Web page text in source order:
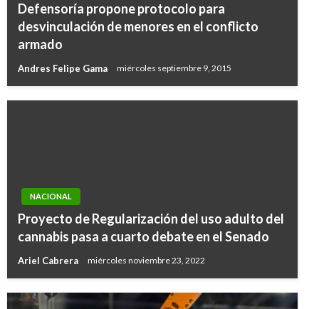
Defensoría propone protocolo para
desvinculación de menores en el conflicto
armado
Andres Felipe Gama miércoles septiembre 9, 2015
NACIONAL
Proyecto de Regularización del uso adulto del
cannabis pasa a cuarto debate en el Senado
Ariel Cabrera miércoles noviembre 23, 2022